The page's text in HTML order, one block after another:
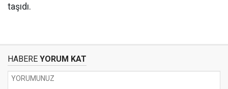
taşıdı.
HABERE YORUM KAT